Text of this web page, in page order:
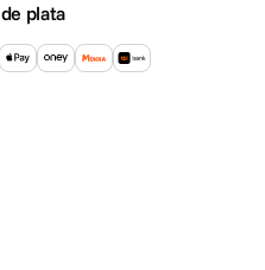
plata